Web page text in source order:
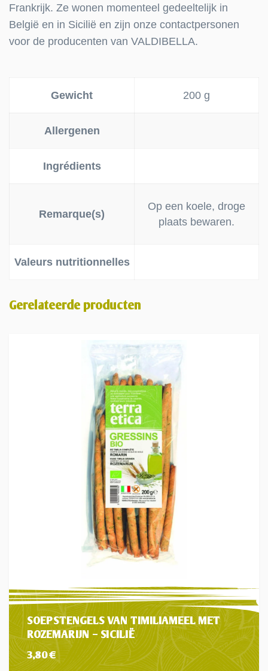
Frankrijk. Ze wonen momenteel gedeeltelijk in
België en in Sicilië en zijn onze contactpersonen
voor de producenten van VALDIBELLA.
Gewicht 200 g
Allergenen
Ingrédients
Remarque(s)
Op een koele, droge
plaats bewaren.
Valeurs nutritionnelles
Gerelateerde producten
SOEPSTENGELS VAN TIMILIAMEEL MET
ROZEMARIJN – SICILIË
3,80€